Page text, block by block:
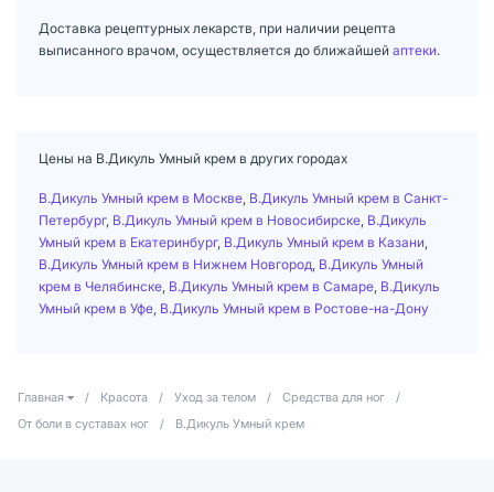
Доставка рецептурных лекарств, при наличии рецепта
выписанного врачом, осуществляется до ближайшей аптеки.
Цены на В.Дикуль Умный крем в других городах
В.Дикуль Умный крем в Москве В.Дикуль Умный крем в Санкт-
Петербург, В.Дикуль Умный крем в Новосибирске В.Дикуль
Умный крем в Екатеринбург, В.Дикуль Умный крем в Казани
В.Дикуль Умный крем в Нижнем Новгород В.Дикуль Умный
крем в Челябинске В.Дикуль Умный крем в Самаре В.Дикуль
Умный крем в Уфе В.Дикуль Умный крем в Ростове-на-Дону
Главная / Красота / Уход за телом / Средства для ног
/
От боли в суставах ног
/ В.Дикуль Умный крем